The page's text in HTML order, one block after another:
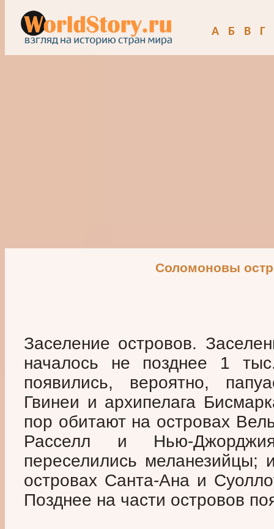
А Б В Г
Соломоновы
Заселение островов.
началось не позднее 1
появились, вероятно,
Гвинеи и архипелага
пор обитают на островах
Расселл и Нью-
переселились меланезийцы;
островах Санта-Ана и
Позднее на части островов